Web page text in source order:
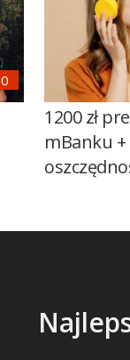
1200 zł
mBanku +